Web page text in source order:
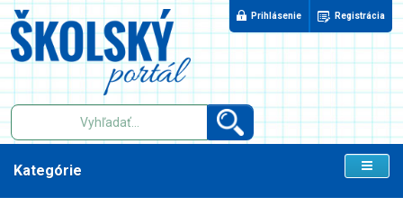
Prihlásenie Registrácia
Kategórie